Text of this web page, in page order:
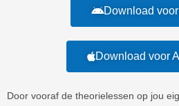
Download
Download voor
Door vooraf de theorielessen op jou